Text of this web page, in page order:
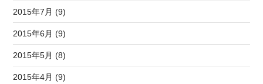
2015年7月 (9)
2015年6月 (9)
2015年5月 (8)
2015年4月 (9)